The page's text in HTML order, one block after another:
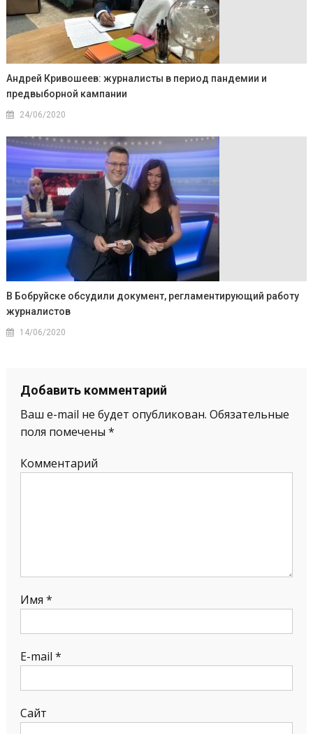
Андрей Кривошеев: журналисты в период пандемии и
предвыборной кампании
24/06/2020
В Бобруйске обсудили документ, регламентирующий работу
журналистов
14/06/2020
Добавить комментарий
Ваш e-mail не будет опубликован. Обязательные
поля помечены *
Комментарий
Имя *
E-mail *
Сайт